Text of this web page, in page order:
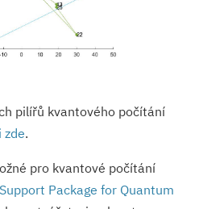
pilířů kvantového počítání
zde.
pro kvantové počítání
Package for Quantum